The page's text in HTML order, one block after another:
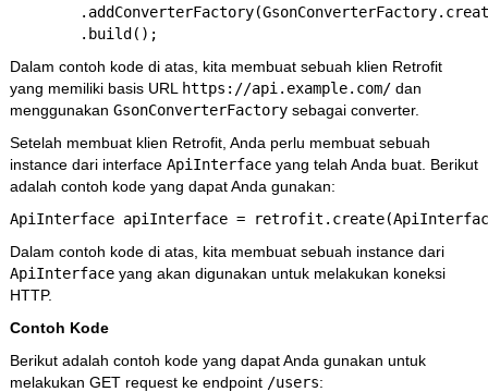
        .build();
Dalam contoh kode di atas, kita membuat sebuah klien Retrofit
yang memiliki basis URL
https://api.example.com/dan
menggunakan GsonConverterFactorysebagai converter.
Setelah membuat klien Retrofit, Anda perlu membuat sebuah
instance dari interface ApiInterfaceyang telah Anda buat. Berikut
adalah contoh kode yang dapat Anda gunakan:
ApiInterface apiInterface =
Dalam contoh kode di atas, kita membuat sebuah instance dari
ApiInterfaceyang akan digunakan untuk melakukan koneksi
HTTP.
Contoh Kode
Berikut adalah contoh kode yang dapat Anda gunakan untuk
melakukan GET request ke endpoint /users: